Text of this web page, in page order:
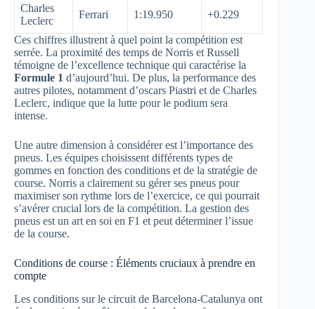
Charles
Leclerc
Ferrari 1:19.950 +0.229
Ces chiffres illustrent à quel point la compétition est
serrée. La proximité des temps de Norris et Russell
témoigne de l’excellence technique qui caractérise la
Formule 1 d’aujourd’hui. De plus, la performance des
autres pilotes, notamment d’oscars Piastri et de Charles
Leclerc, indique que la lutte pour le podium sera
intense.
Une autre dimension à considérer est l’importance des
pneus. Les équipes choisissent différents types de
gommes en fonction des conditions et de la stratégie de
course. Norris a clairement su gérer ses pneus pour
maximiser son rythme lors de l’exercice, ce qui pourrait
s’avérer crucial lors de la compétition. La gestion des
pneus est un art en soi en F1 et peut déterminer l’issue
de la course.
Conditions de course : Éléments cruciaux à prendre en
compte
Les conditions sur le circuit de Barcelona-Catalunya ont